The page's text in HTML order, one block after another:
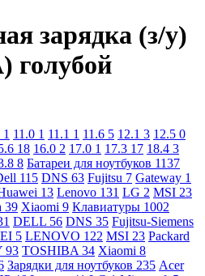
зарядка (з/у)
голубой
1 11.0 1 11.1 1 11.6 5 12.1 3 12.5 0
18 16.0 2 17.0 1 17.3 17 18.4 3
8 Батареи для ноутбуков 1137
115 DNS 63 Fujitsu 7 Gateway 1
13 Lenovo 131 LG 2 MSI 23
39 Xiaomi 9 Клавиатуры 1002
DELL 56 DNS 35 Fujitsu-Siemens
5 LENOVO 122 MSI 23 Packard
93 TOSHIBA 34 Xiaomi 8
Зарядки для ноутбуков 235 Acer